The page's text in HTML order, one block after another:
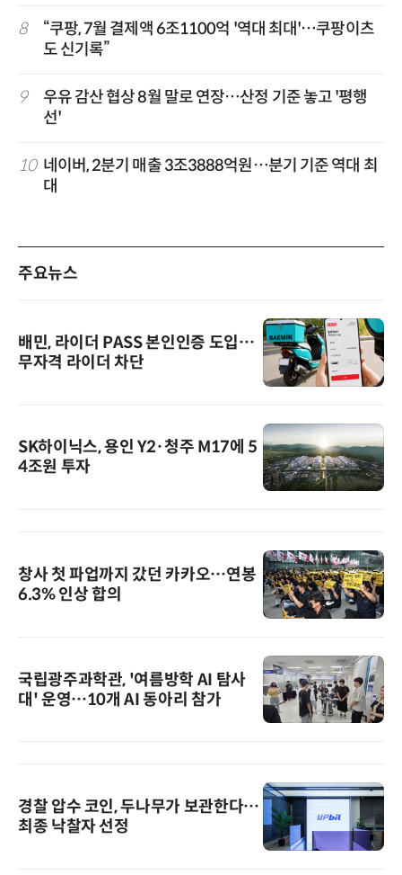
8
“쿠팡, 7월 결제액 6조1100억 '역대 최대'…쿠팡이츠
도 신기록”
9
우유 감산 협상 8월 말로 연장…산정 기준 놓고 '평행
선'
10 네이버, 2분기 매출 3조3888억원…분기 기준 역대 최
대
주요뉴스
배민, 라이더 PASS 본인인증 도입…
무자격 라이더 차단
SK하이닉스, 용인 Y2·청주 M17에 5
4조원 투자
창사 첫 파업까지 갔던 카카오…연봉
6.3% 인상 합의
국립광주과학관, '여름방학 AI 탐사
대' 운영…10개 AI 동아리 참가
경찰 압수 코인, 두나무가 보관한다…
최종 낙찰자 선정